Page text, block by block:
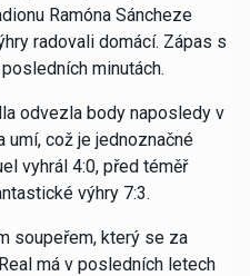
Ramóna Sáncheze
radovali domácí. Zápas s
minutách.
odvezla body naposledy v
umí, což je jednoznačné
vyhrál 4:0, před téměř
výhry 7:3.
soupeřem, který se za
má v posledních letech